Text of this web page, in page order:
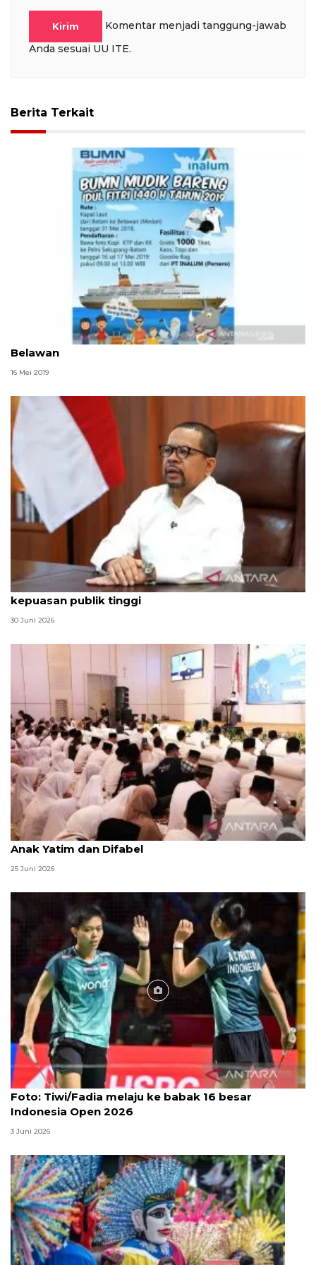
Kirim
Komentar menjadi tanggung-jawab
Anda sesuai UU ITE.
Berita Terkait
Inalum buka kesempatan mudik gratis Batam-
Belawan
16 Mei 2019
Qodari: Pemerintah tak puas diri meski tingkat
kepuasan publik tinggi
30 Juni 2026
Menag jadikan setiap 10 Muharam sebagai Lebaran
Anak Yatim dan Difabel
25 Juni 2026
Foto
Foto: Tiwi/Fadia melaju ke babak 16 besar
Indonesia Open 2026
3 Juni 2026